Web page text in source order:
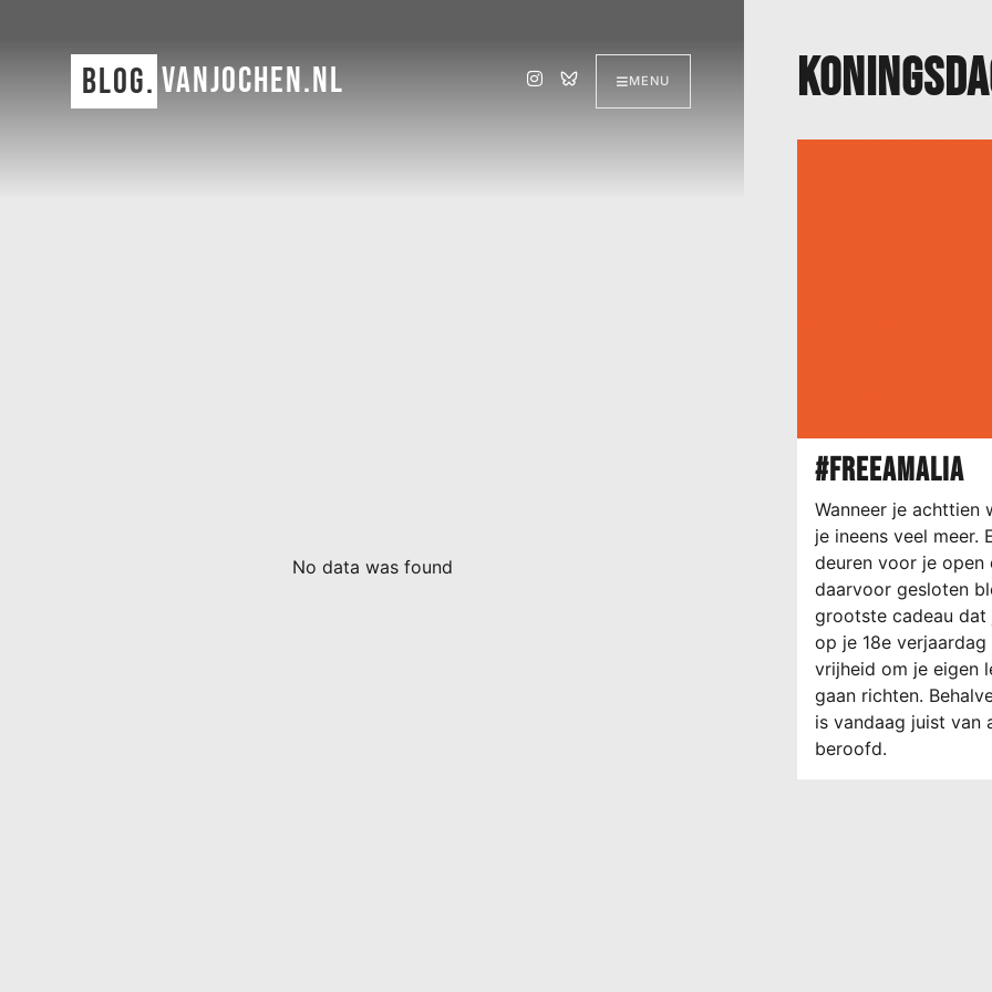
BLOG. VANJOCHEN.NL MENU
No data was found
#FREEAMALIA
Wanneer je achttien
je ineens veel meer.
deuren voor je open
daarvoor gesloten
grootste cadeau
op je 18e verjaardag
vrijheid om je eigen
gaan richten.
is vandaag juist van
beroofd.